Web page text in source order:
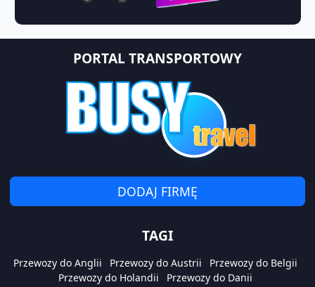
PORTAL TRANSPORTOWY
DODAJ FIRMĘ
TAGI
Przewozy do Anglii Przewozy do Austrii
Przewozy do Belgii
Przewozy do Holandii
Przewozy do Danii